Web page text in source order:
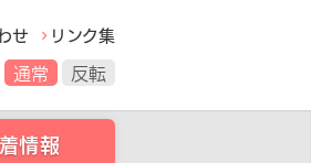
せ リンク集
通常 反転
情報